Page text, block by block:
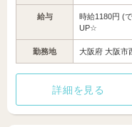
給与
時給1180円 (
UP☆
勤務地 大阪府 大阪市
詳細を見る